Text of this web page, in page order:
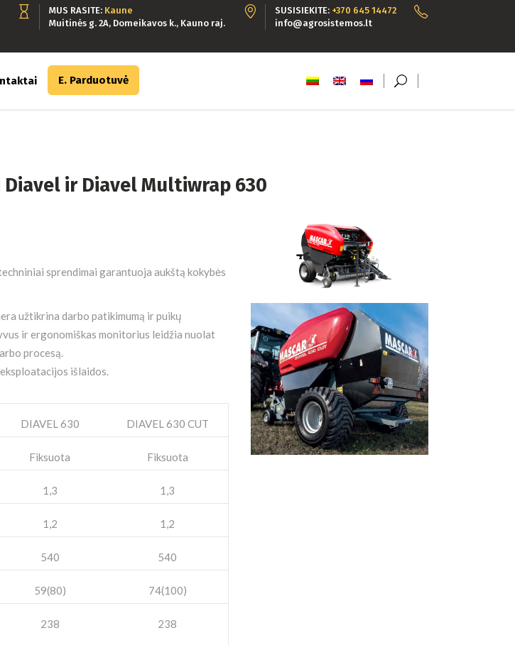
MUS RASITE: Kaune
Muitinės g. 2A, Domeikavos k., Kauno raj.
SUSISIEKITE: +370 645 14472
info@agrosistemos.lt
E. Parduotuvė
ir Diavel Multiwrap 630
sprendimai garantuoja aukštą kokybės
užtikrina darbo patikimumą ir puikų
ir ergonomiškas monitorius leidžia nuolat
procesą.
išlaidos.
DIAVEL 630 DIAVEL 630 CUT
Fiksuota Fiksuota
1,3 1,3
1,2 1,2
540 540
59(80) 74(100)
238 238